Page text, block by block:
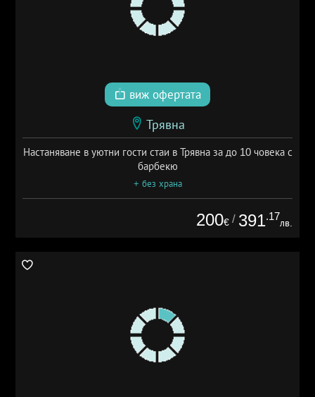
виж офертата
Трявна
Настаняване в уютни гости стаи в Трявна за до 10 човека с
барбекю
+ без храна
200€ / 391.17
лв.